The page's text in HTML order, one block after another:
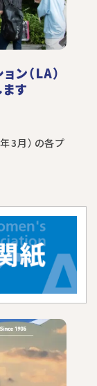
ン（LA）
す
3月）の各プ